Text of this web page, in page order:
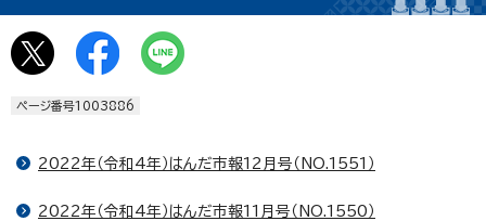
ページ番号1003886
2022年（令和4年）はんだ市報12月号（NO.1551）
2022年（令和4年）はんだ市報11月号（NO.1550）